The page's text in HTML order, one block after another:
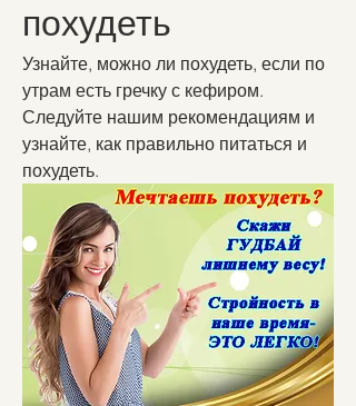
похудеть
Узнайте, можно ли похудеть, если по
утрам есть гречку с кефиром.
Следуйте нашим рекомендациям и
узнайте, как правильно питаться и
похудеть.